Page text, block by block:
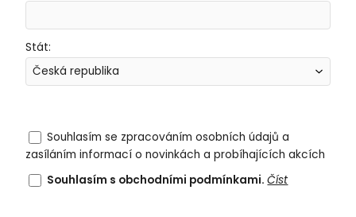
Stát:
Souhlasím se zpracováním osobních údajů a
zasíláním informací o novinkách a probíhajících akcích
Souhlasím s obchodními podmínkami.Číst